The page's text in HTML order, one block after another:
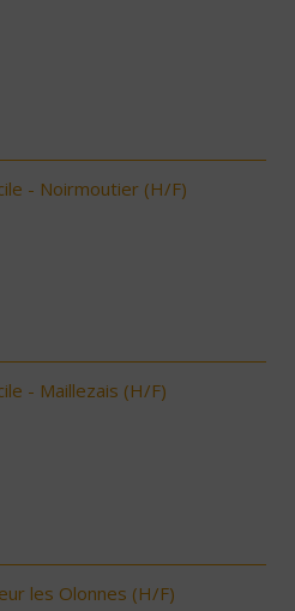
- Noirmoutier (H/F)
- Maillezais (H/F)
les Olonnes (H/F)